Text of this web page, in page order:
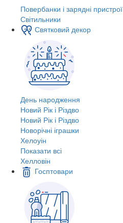
Повербанки і зарядні пристрої
Світильники
Святковий декор
День народження
Новий Рік і Різдво
Новий Рік і Різдво
Новорічні іграшки
Хелоуін
Показати всі
Хелловін
Госптовари